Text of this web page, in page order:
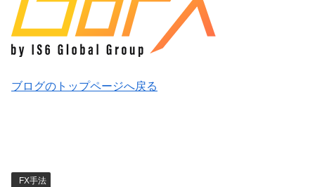
ブログのトップページへ戻る
FX手法